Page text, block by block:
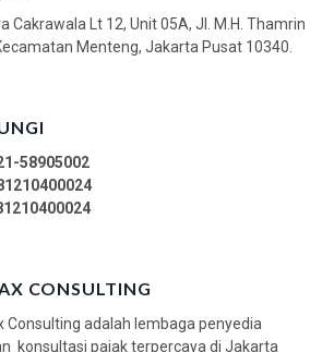
Cakrawala Lt 12, Unit 05A, Jl. M.H. Thamrin
Menteng, Jakarta Pusat 10340.
58905002
CONSULTING
Consulting adalah lembaga penyedia
konsultasi pajak terpercaya di Jakarta